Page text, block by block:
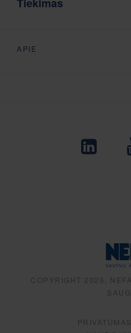
Tiekimas
APIE
COPYRIGHT 2026,